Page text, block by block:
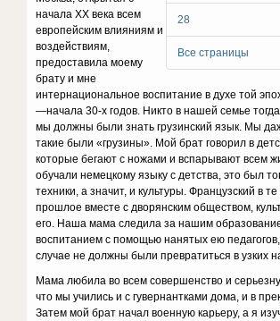
28
Все страницы
начала XX века всем
европейским влияниям и
воздействиям,
предоставила моему
брату и мне
интернациональное воспитание в духе той
—начала 30-х годов. Никто в нашей семье
мы должны были знать грузинский язык. Мы
такие были «грузины». Мой брат говорил в
которые бегают с ножами и вспарывают всем
обучали немецкому языку с детства, это был
техники, а значит, и культуры. Французский в
прошлое вместе с дворянским обществом,
его. Наша мама следила за нашим
воспитанием с помощью нанятых ею
случае не должны были превратиться в узких
Мама любила во всем совершенство и
что мы учились и с гувернантками дома, и в
Затем мой брат начал военную карьеру, а я